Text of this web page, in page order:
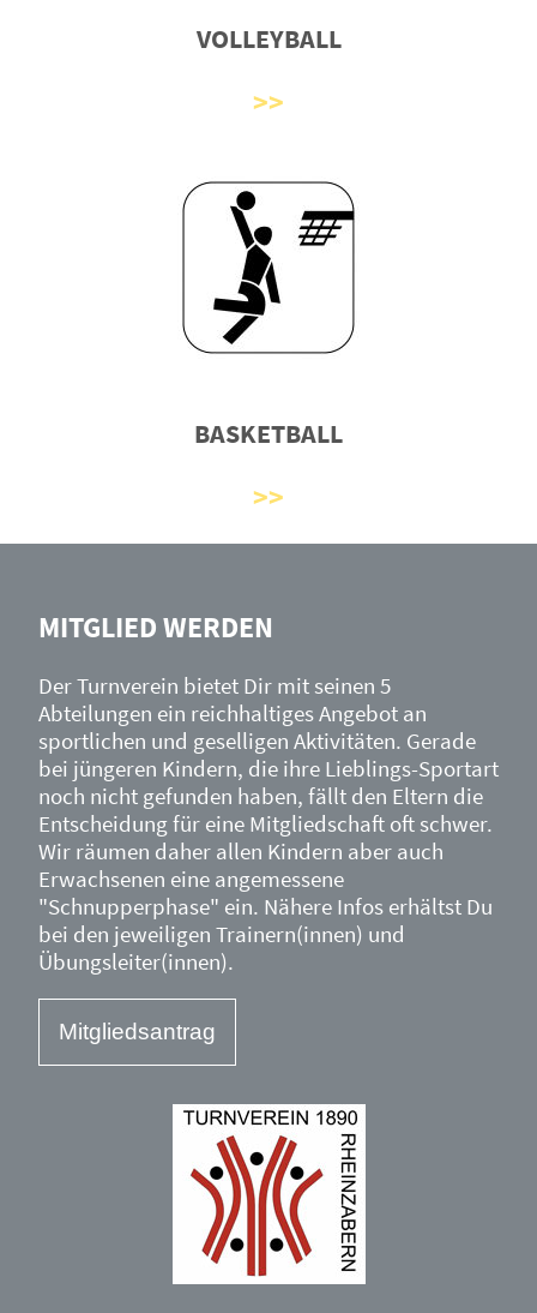
VOLLEYBALL
BASKETBALL
MITGLIED WERDEN
Der Turnverein bietet Dir mit seinen 5
Abteilungen ein reichhaltiges Angebot an
sportlichen und geselligen Aktivitäten. Gerade
bei jüngeren Kindern, die ihre Lieblings-Sportart
noch nicht gefunden haben, fällt den Eltern die
Entscheidung für eine Mitgliedschaft oft schwer.
Wir räumen daher allen Kindern aber auch
Erwachsenen eine angemessene
"Schnupperphase" ein. Nähere Infos erhältst Du
bei den jeweiligen Trainern(innen) und
Übungsleiter(innen).
Mitgliedsantrag